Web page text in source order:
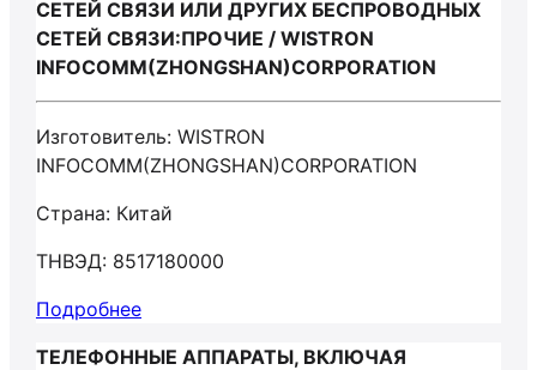
СЕТЕЙ СВЯЗИ ИЛИ ДРУГИХ БЕСПРОВОДНЫХ
СЕТЕЙ СВЯЗИ:ПРОЧИЕ / WISTRON
INFOCOMM(ZHONGSHAN)CORPORATION
Изготовитель: WISTRON
INFOCOMM(ZHONGSHAN)CORPORATION
Страна: Китай
ТНВЭД: 8517180000
Подробнее
ТЕЛЕФОННЫЕ АППАРАТЫ, ВКЛЮЧАЯ